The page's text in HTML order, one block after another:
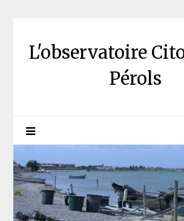
L'observatoire
Pérols